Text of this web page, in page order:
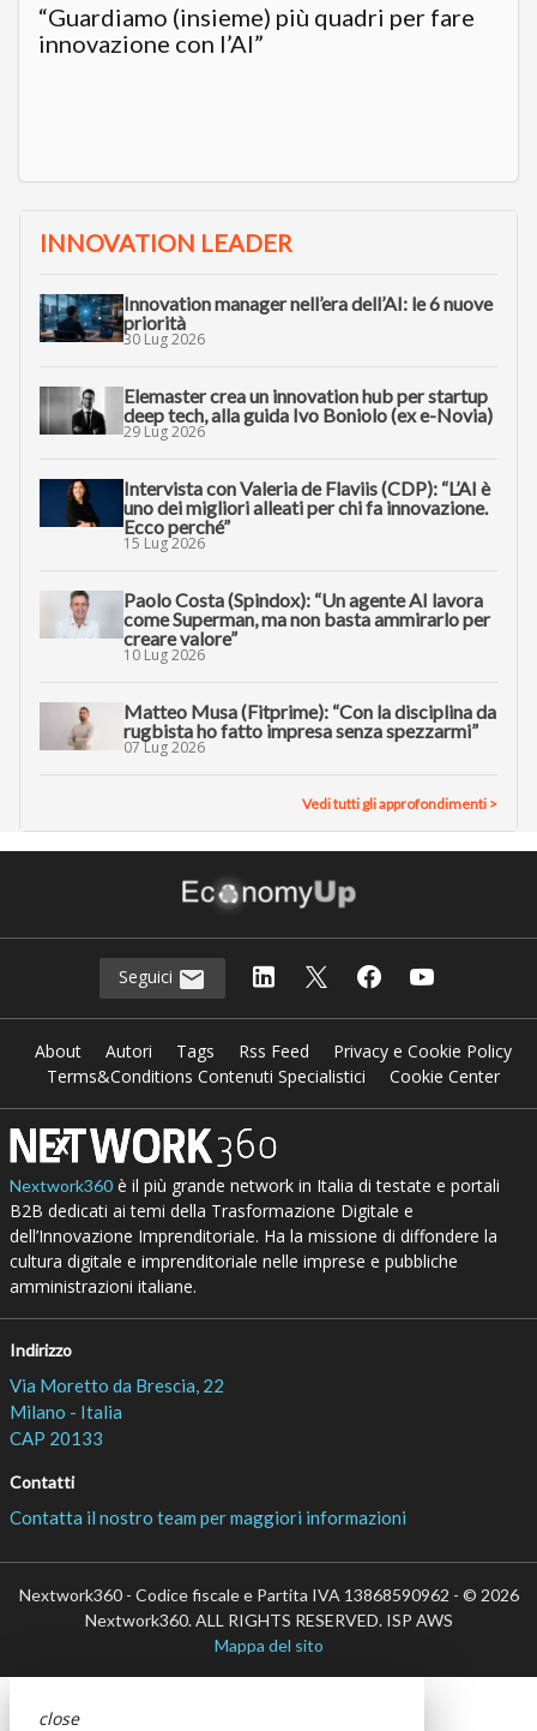
“Guardiamo (insieme) più quadri per fare
innovazione con l’AI”
INNOVATION LEADER
Innovation manager nell’era dell’AI: le 6 nuove
priorità
30 Lug 2026
Elemaster crea un innovation hub per startup
deep tech, alla guida Ivo Boniolo (ex e-Novia)
29 Lug 2026
Intervista con Valeria de Flaviis (CDP): “L’AI è
uno dei migliori alleati per chi fa innovazione.
Ecco perché”
15 Lug 2026
Paolo Costa (Spindox): “Un agente AI lavora
come Superman, ma non basta ammirarlo per
creare valore”
10 Lug 2026
Matteo Musa (Fitprime): “Con la disciplina da
rugbista ho fatto impresa senza spezzarmi”
07 Lug 2026
Vedi tutti gli approfondimenti >
Seguici
About Autori Tags Rss Feed
Privacy e Cookie Policy
Terms&Conditions Contenuti Specialistici
Cookie Center
Nextwork360è il più grande network in Italia di testate e portali
B2B dedicati ai temi della Trasformazione Digitale e
dell’Innovazione Imprenditoriale. Ha la missione di diffondere la
cultura digitale e imprenditoriale nelle imprese e pubbliche
amministrazioni italiane.
Indirizzo
Via Moretto da Brescia, 22
Milano - Italia
CAP 20133
Contatti
Contatta il nostro team per maggiori informazioni
Nextwork360 - Codice fiscale e Partita IVA 13868590962 - © 2026
Nextwork360. ALL RIGHTS RESERVED. ISP AWS
Mappa del sito
close